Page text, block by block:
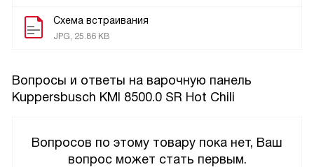
Схема встраивания
JPG, 25.86 KB
Вопросы и ответы на варочную панель
Kuppersbusch KMI 8500.0 SR Hot Chili
Вопросов по этому товару пока нет, Ваш
вопрос может стать первым.